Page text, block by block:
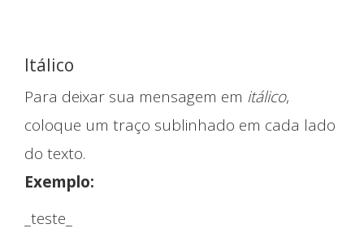
Quem somos
Itálico
Para deixar sua mensagem em itálico,
coloque um traço sublinhado em cada lado
do texto.
Exemplo:
_teste_